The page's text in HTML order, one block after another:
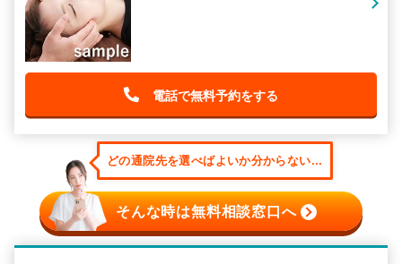
電話で無料予約をする
どの通院先を選べばよいか分からない...
そんな時は無料相談窓口へ